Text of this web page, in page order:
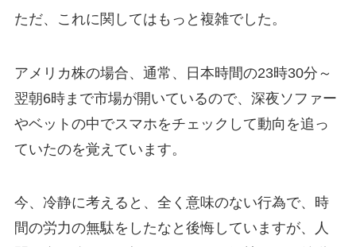
ただ、これに関してはもっと複雑でした。
アメリカ株の場合、通常、日本時間の23時30分～
翌朝6時まで市場が開いているので、深夜ソファー
やベットの中でスマホをチェックして動向を追っ
ていたのを覚えています。
今、冷静に考えると、全く意味のない行為で、時
間の労力の無駄をしたなと後悔していますが、人